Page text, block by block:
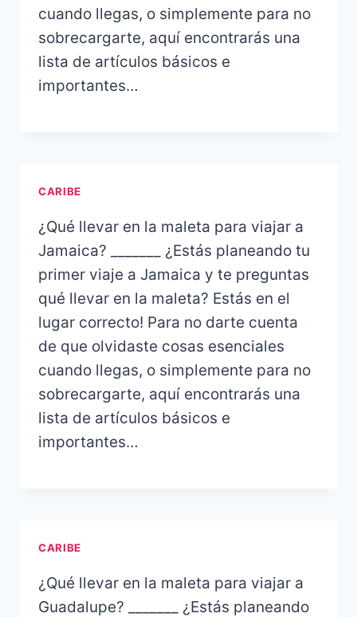
cuando llegas, o simplemente para no
sobrecargarte, aquí encontrarás una
lista de artículos básicos e
importantes…
CARIBE
¿Qué llevar en la maleta para viajar a
Jamaica? _______ ¿Estás planeando tu
primer viaje a Jamaica y te preguntas
qué llevar en la maleta? Estás en el
lugar correcto! Para no darte cuenta
de que olvidaste cosas esenciales
cuando llegas, o simplemente para no
sobrecargarte, aquí encontrarás una
lista de artículos básicos e
importantes…
CARIBE
¿Qué llevar en la maleta para viajar a
Guadalupe? _______ ¿Estás planeando